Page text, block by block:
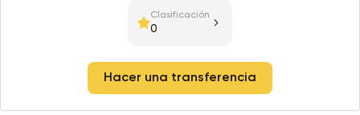
Clasificación
0
Hacer una transferencia